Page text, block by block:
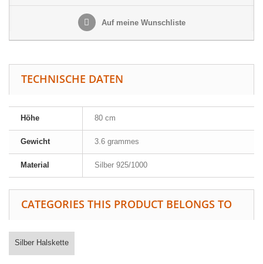
Auf meine Wunschliste
TECHNISCHE DATEN
Höhe 80 cm
Gewicht 3.6 grammes
Material Silber 925/1000
CATEGORIES THIS PRODUCT BELONGS TO
Silber Halskette